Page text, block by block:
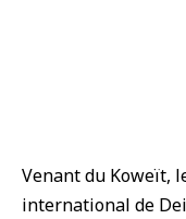
Venant du Koweït,
international de